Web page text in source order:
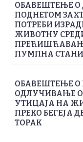
ОБАВЕШТЕЊЕ
ПОДНЕТОМ
ПОТРЕБИ
ЖИВОТНУ
ПУМПНА
ОБАВЕШТЕЊЕ О
ОДЛУЧИВАЊЕ О
УТИЦАЈА НА
ПРЕКО БЕГЕЈА
ТОРАК